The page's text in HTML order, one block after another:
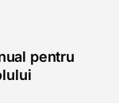
pentru